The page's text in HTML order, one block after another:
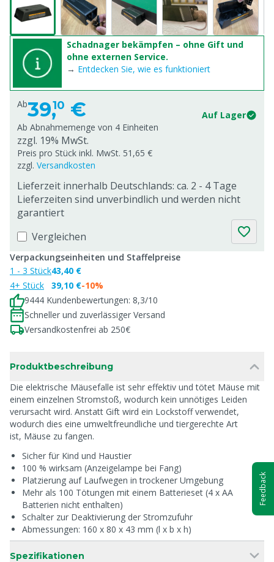
Schadnager bekämpfen – ohne Gift und
ohne externen Service.
→ Entdecken Sie, wie es funktioniert
Ab39,10 €
Auf Lager
Ab Abnahmemenge von 4 Einheiten
zzgl. 19% MwSt.
Preis pro Stück inkl. MwSt. 51,65 €
zzgl. Versandkosten
Lieferzeit innerhalb Deutschlands: ca. 2 - 4 Tage
Lieferzeiten sind unverbindlich und werden nicht
garantiert
Vergleichen
Verpackungseinheiten und Staffelpreise
1 - 3 Stück
4+ Stück
43,40 €
39,10 €-10%
9444 Kundenbewertungen: 8,3/10
Schneller und zuverlässiger Versand
Versandkostenfrei ab 250€
Produktbeschreibung
Die elektrische Mäusefalle ist sehr effektiv und tötet Mäuse mit
einem einzelnen Stromstoß, wodurch kein unnötiges Leiden
verursacht wird. Anstatt Gift wird ein Lockstoff verwendet,
wodurch dies eine umweltfreundliche und tiergerechte Art
ist, Mäuse zu fangen.
Sicher für Kind und Haustier
100 % wirksam (Anzeigelampe bei Fang)
Platzierung auf Laufwegen in trockener Umgebung
Mehr als 100 Tötungen mit einem Batterieset (4 x AA
Batterien nicht enthalten)
Schalter zur Deaktivierung der Stromzufuhr
Abmessungen: 160 x 80 x 43 mm (l x b x h)
Spezifikationen
Feedback